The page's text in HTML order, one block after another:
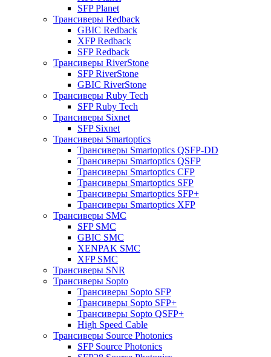
SFP Planet
Трансиверы Redback
GBIC Redback
XFP Redback
SFP Redback
Трансиверы RiverStone
SFP RiverStone
GBIC RiverStone
Трансиверы Ruby Tech
SFP Ruby Tech
Трансиверы Sixnet
SFP Sixnet
Трансиверы Smartoptics
Трансиверы Smartoptics QSFP-DD
Трансиверы Smartoptics QSFP
Трансиверы Smartoptics CFP
Трансиверы Smartoptics SFP
Трансиверы Smartoptics SFP+
Трансиверы Smartoptics XFP
Трансиверы SMC
SFP SMC
GBIC SMC
XENPAK SMC
XFP SMC
Трансиверы SNR
Трансиверы Sopto
Трансиверы Sopto SFP
Трансиверы Sopto SFP+
Трансиверы Sopto QSFP+
High Speed Cable
Трансиверы Source Photonics
SFP Source Photonics